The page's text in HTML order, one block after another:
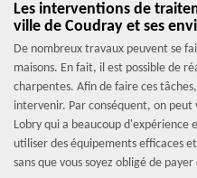
Les interventions de
ville de Coudray et ses
De nombreux travaux peuvent se
maisons. En fait, il est possible de
charpentes. Afin de faire ces
intervenir. Par conséquent, on
Lobry qui a beaucoup
utiliser des équipements efficaces
sans que vous soyez obligé de